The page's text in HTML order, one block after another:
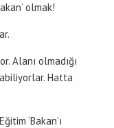
olmak!
Alanı olmadığı
Hatta
‘Bakan’ı